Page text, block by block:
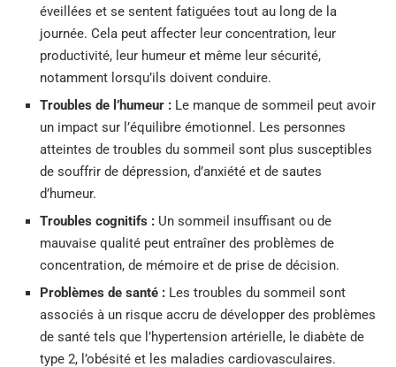
éveillées et se sentent fatiguées tout au long de la
journée. Cela peut affecter leur concentration, leur
productivité, leur humeur et même leur sécurité,
notamment lorsqu’ils doivent conduire.
Troubles de l’humeur : Le manque de sommeil peut avoir
un impact sur l’équilibre émotionnel. Les personnes
atteintes de troubles du sommeil sont plus susceptibles
de souffrir de dépression, d’anxiété et de sautes
d’humeur.
Troubles cognitifs : Un sommeil insuffisant ou de
mauvaise qualité peut entraîner des problèmes de
concentration, de mémoire et de prise de décision.
Problèmes de santé : Les troubles du sommeil sont
associés à un risque accru de développer des problèmes
de santé tels que l’hypertension artérielle, le diabète de
type 2, l’obésité et les maladies cardiovasculaires.